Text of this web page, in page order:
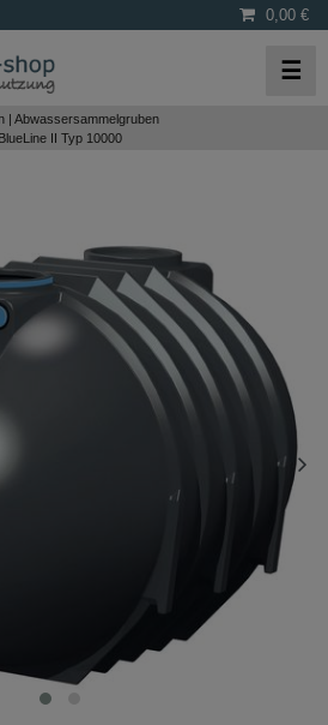
0,00 €
☰
| Abwassersammelgruben
II Typ 10000